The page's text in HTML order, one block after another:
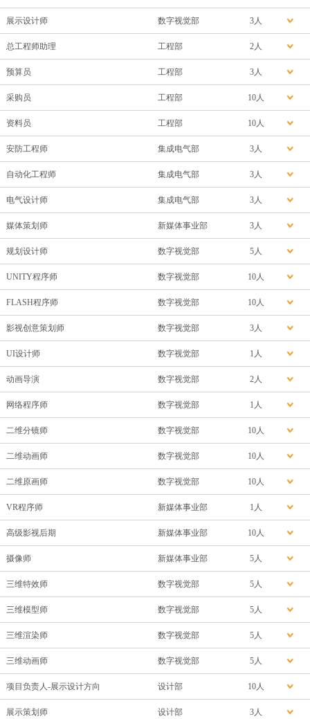
展示设计师 数字视觉部 3人
总工程师助理 工程部 2人
预算员 工程部 3人
采购员 工程部 10人
资料员 工程部 10人
安防工程师 集成电气部 3人
自动化工程师 集成电气部 3人
电气设计师 集成电气部 3人
媒体策划师 新媒体事业部 3人
规划设计师 数字视觉部 5人
UNITY程序师 数字视觉部 10人
FLASH程序师 数字视觉部 10人
影视创意策划师 数字视觉部 3人
UI设计师 数字视觉部 1人
动画导演 数字视觉部 2人
网络程序师 数字视觉部 1人
二维分镜师 数字视觉部 10人
二维动画师 数字视觉部 10人
二维原画师 数字视觉部 10人
VR程序师 新媒体事业部 1人
高级影视后期 新媒体事业部 10人
摄像师 新媒体事业部 5人
三维特效师 数字视觉部 5人
三维模型师 数字视觉部 5人
三维渲染师 数字视觉部 5人
三维动画师 数字视觉部 5人
项目负责人-展示设计方向 设计部 10人
展示策划师 设计部 3人